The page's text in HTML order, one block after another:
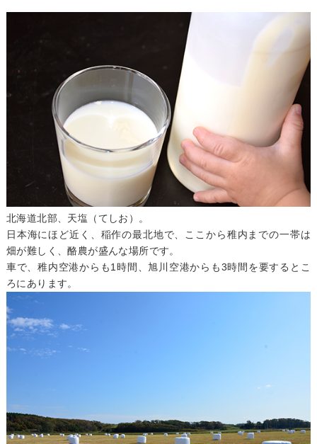
北海道北部、天塩（てしお）。
日本海にほど近く、稲作の最北地で、ここから稚内までの一帯は
畑が難しく、酪農が盛んな場所です。
車で、稚内空港からも1時間、旭川空港からも3時間を要するとこ
ろにあります。